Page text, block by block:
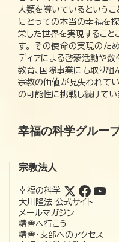
人類を導いているというこ
にとっての本当の幸福を
栄した世界を実現すること
す。 その使命の実現のた
ディアによる啓蒙活動や数
教育、国際事業にも取り組
宗教の価値が見失われて
の可能性に挑戦し続けてい
幸福の科学グルー
宗教法人
幸福の科学
大川隆法 公式サイト
メールマガジン
精舎へ行こう
精舎・支部へのアクセス